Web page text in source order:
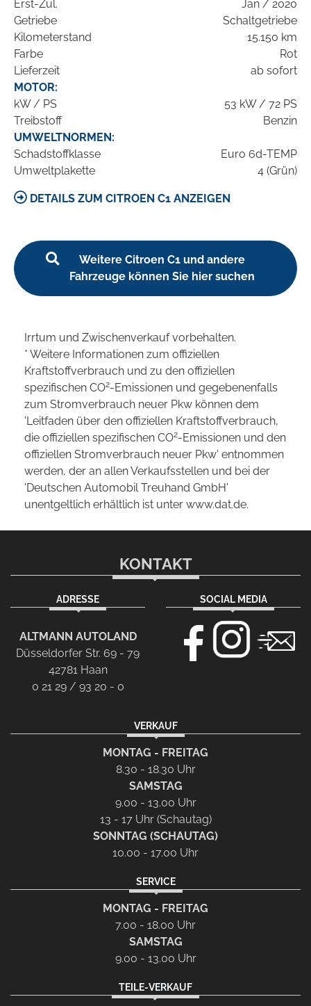
Erst-Zul.
Jan / 2020
Getriebe
Schaltgetriebe
Kilometerstand
15.150 km
Farbe
Rot
Lieferzeit
ab sofort
MOTOR:
kW / PS
53 kW / 72 PS
Treibstoff
Benzin
UMWELTNORMEN:
Schadstoffklasse
Euro 6d-TEMP
Umweltplakette
4 (Grün)
DETAILS ZUM CITROEN C1 ANZEIGEN
Weitere Citroen C1 und andere
Fahrzeuge können Sie hier suchen
Irrtum und Zwischenverkauf vorbehalten.
* Weitere Informationen zum offiziellen
Kraftstoffverbrauch und zu den offiziellen
spezifischen CO2-Emissionen und gegebenenfalls
zum Stromverbrauch neuer Pkw können dem
'Leitfaden über den offiziellen Kraftstoffverbrauch,
die offiziellen spezifischen CO2-Emissionen und den
offiziellen Stromverbrauch neuer Pkw' entnommen
werden, der an allen Verkaufsstellen und bei der
'Deutschen Automobil Treuhand GmbH'
unentgeltlich erhältlich ist unter www.dat.de.
KONTAKT
ADRESSE
ALTMANN AUTOLAND
Düsseldorfer Str. 69 - 79
42781 Haan
0 21 29 / 93 20 - 0
SOCIAL MEDIA
VERKAUF
MONTAG - FREITAG
8.30 - 18.30 Uhr
SAMSTAG
9.00 - 13.00 Uhr
13 - 17 Uhr (Schautag)
SONNTAG (SCHAUTAG)
10.00 - 17.00 Uhr
SERVICE
MONTAG - FREITAG
7.00 - 18.00 Uhr
SAMSTAG
9.00 - 13.00 Uhr
TEILE-VERKAUF